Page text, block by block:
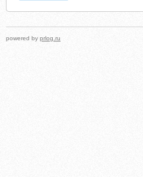
powered by prlog.ru